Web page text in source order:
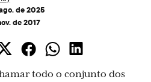
de 2025
de 2017
todo o conjunto dos